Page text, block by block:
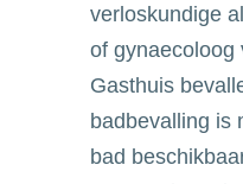
verloskundige
of gynaecoloog
Gasthuis
badbevalling is
bad